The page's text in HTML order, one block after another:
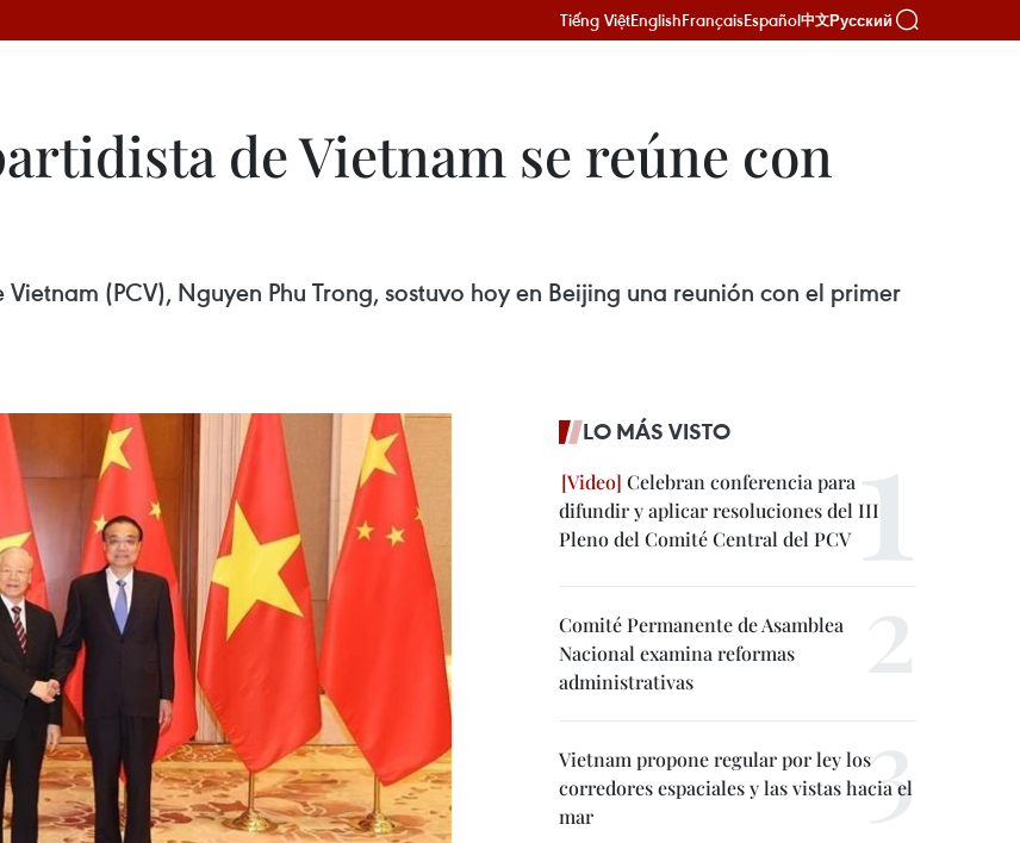
Tiếng ViệtEnglishFrançaisEspañol中文Русский
de Vietnam se reúne con
(PCV), Nguyen Phu Trong, sostuvo hoy en Beijing una reunión con el primer
LO MÁS VISTO
Celebran conferencia para
difundir y aplicar resoluciones del III
Pleno del Comité Central del PCV
Comité Permanente de Asamblea
Nacional examina reformas
administrativas
Vietnam propone regular por ley los
corredores espaciales y las vistas hacia el
mar